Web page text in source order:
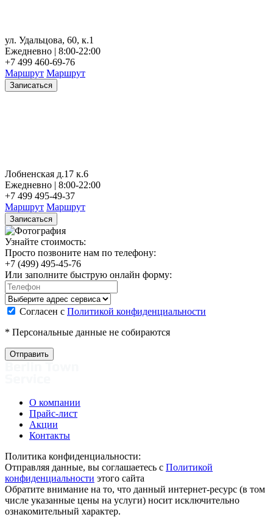
ул. Удальцова, 60, к.1
Ежедневно | 8:00-22:00
+7 499 460-69-76
Маршрут Маршрут
Записаться
Лобненская д.17 к.6
Ежедневно | 8:00-22:00
+7 499 495-49-37
Маршрут Маршрут
Записаться
Узнайте стоимость:
Просто позвоните нам по телефону:
+7 (499) 495-45-76
Или заполните быструю онлайн форму:
Согласен с Политикой конфиденциальности
* Персональные данные не собираются
О компании
Прайс-лист
Акции
Контакты
Политика конфиденциальности:
Отправляя данные, вы соглашаетесь с Политикой
конфиденциальности этого сайта
Обратите внимание на то, что данный интернет-ресурс (в том
числе указанные цены на услуги) носит исключительно
ознакомительный характер.